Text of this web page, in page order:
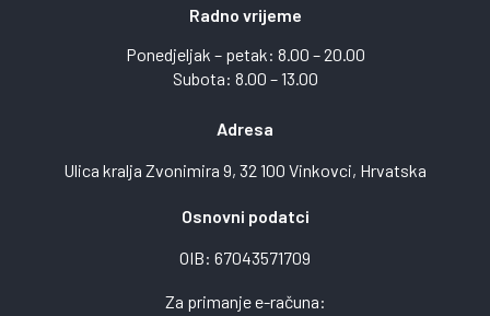
Radno vrijeme
Ponedjeljak – petak: 8.00 – 20.00
Subota: 8.00 – 13.00
Adresa
Ulica kralja Zvonimira 9, 32 100 Vinkovci, Hrvatska
Osnovni podatci
OIB: 67043571709
Za primanje e-računa: